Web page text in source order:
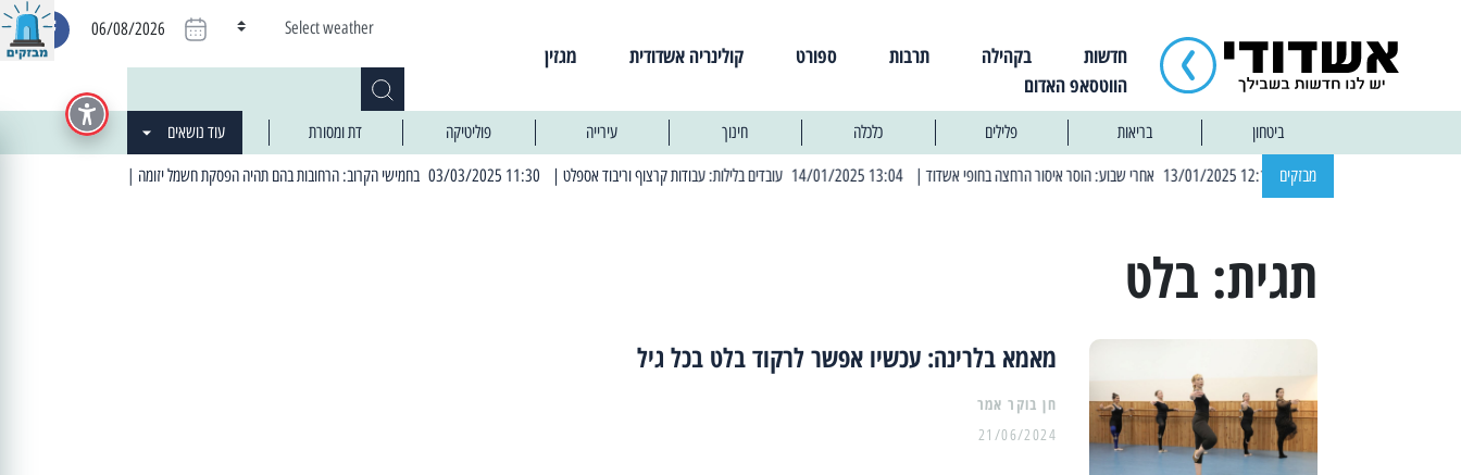
חדשות בקהילה תרבות ספורט קולינריה אשדודית
מגזין
הווטסאפ האדום
Select weather
06/08/2026
ביטחון בריאות פלילים כלכלה חינוך עירייה פוליטיקה דת ומסורת עוד נושאים
מבזקים
| 12:14 13/01/2025 אחרי שבוע: הוסר איסור הרחצה בחופי אשדוד | 13:04 14/01/2025 עובדים בלילות: עבודות קרצוף וריבוד אספלט | 11:30 03/03/2025 בחמישי הקרוב: הרחובות בהם תהיה הפסקת חשמל יזומה | 06:19 25/03/2024 "מה חדש בעיר": המדור שבו תתעדכנו על כל מה ש... חדש
תגית: בלט
מאמא בלרינה: עכשיו אפשר לרקוד בלט בכל גיל
21/06/2024